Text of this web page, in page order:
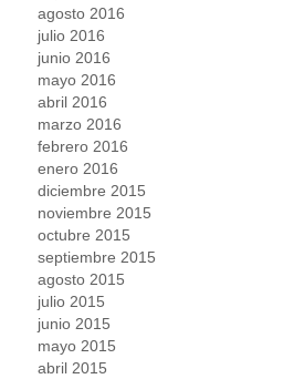
agosto 2016
julio 2016
junio 2016
mayo 2016
abril 2016
marzo 2016
febrero 2016
enero 2016
diciembre 2015
noviembre 2015
octubre 2015
septiembre 2015
agosto 2015
julio 2015
junio 2015
mayo 2015
abril 2015